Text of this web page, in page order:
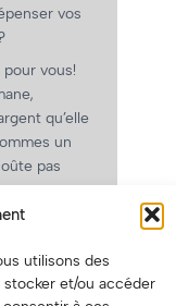
utilisons des
et/ou accéder
vos
vous!
qu’elle
un
pas
et
pour